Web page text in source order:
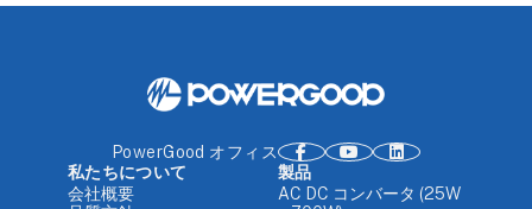
PowerGood オフィス
私たちについて
会社概要
製品
AC DC コンバータ (25W